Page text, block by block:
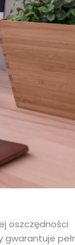
oszczędności
gwarantuje